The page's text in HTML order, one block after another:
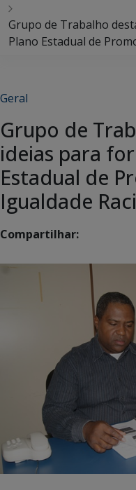
Grupo de Trabalho
Plano Estadual de
Geral
Grupo de
ideias para
Estadual de
Igualdade
Compartilhar: